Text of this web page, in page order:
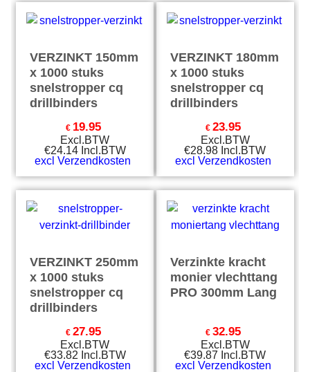
VERZINKT 150mm
x 1000 stuks
snelstropper cq
drillbinders
€ 19.95
Excl.BTW
€24.14 Incl.BTW
excl Verzendkosten
VERZINKT 180mm
x 1000 stuks
snelstropper cq
drillbinders
€ 23.95
Excl.BTW
€28.98 Incl.BTW
excl Verzendkosten
VERZINKT 250mm
x 1000 stuks
snelstropper cq
drillbinders
€ 27.95
Excl.BTW
€33.82 Incl.BTW
excl Verzendkosten
Verzinkte kracht
monier vlechttang
PRO 300mm Lang
€ 32.95
Excl.BTW
€39.87 Incl.BTW
excl Verzendkosten